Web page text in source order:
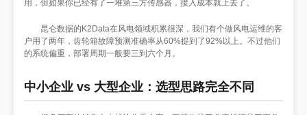
用，但如果你已经有了一堆第三方传感器，接入成本就上去了。
昆仑数据的K2Data在风电领域积累很深，我们有个做风电运维的客
户用了两年，齿轮箱故障预测准确率从60%提到了92%以上。不过他们
的系统偏重，部署周期一般要三到六个月。
中小企业 vs 大型企业：选型思路完全不同